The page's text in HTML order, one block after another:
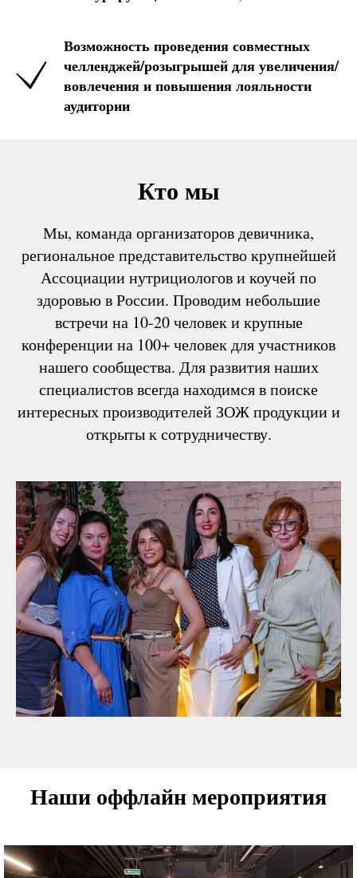
Возможность проведения совместных
челленджей/розыгрышей для увеличения/
вовлечения и повышения лояльности
аудитории
Кто мы
Мы, команда организаторов девичника,
региональное представительство крупнейшей
Ассоциации нутрициологов и коучей по
здоровью в России. Проводим небольшие
встречи на 10-20 человек и крупные
конференции на 100+ человек для участников
нашего сообщества. Для развития наших
специалистов всегда находимся в поиске
интересных производителей ЗОЖ продукции и
открыты к сотрудничеству.
Наши оффлайн мероприятия